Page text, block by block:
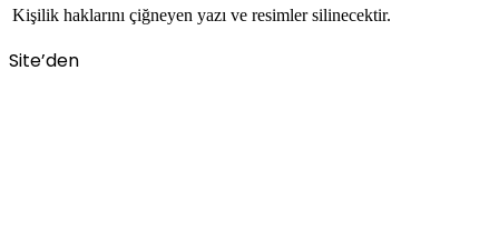
Kişilik haklarını çiğneyen yazı ve resimler silinecektir.
Site’den